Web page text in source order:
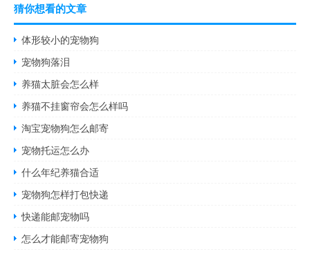
猜你想看的文章
体形较小的宠物狗
宠物狗落泪
养猫太脏会怎么样
养猫不挂窗帘会怎么样吗
淘宝宠物狗怎么邮寄
宠物托运怎么办
什么年纪养猫合适
宠物狗怎样打包快递
快递能邮宠物吗
怎么才能邮寄宠物狗